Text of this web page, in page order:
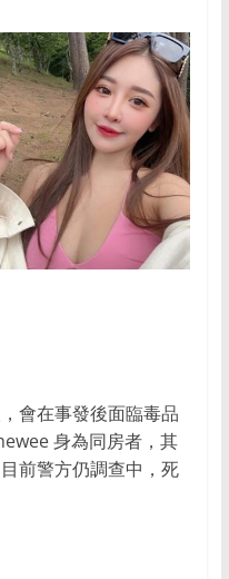
會在事發後面臨毒品
身為同房者，其
前警方仍調查中，死